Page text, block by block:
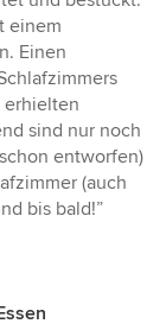
einem
Einen
erhielten
sind nur noch
entworfen)
(auch
bis bald!”